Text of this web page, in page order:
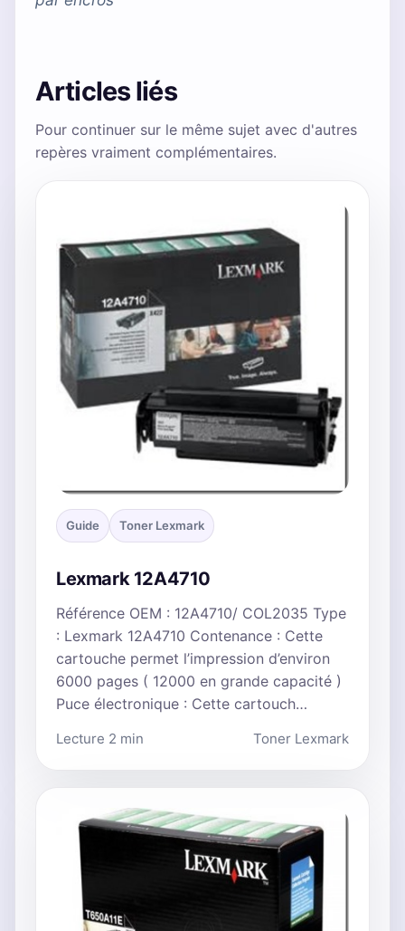
Articles liés
Pour continuer sur le même sujet avec d'autres
repères vraiment complémentaires.
Guide Toner Lexmark
Lexmark 12A4710
Référence OEM : 12A4710/ COL2035 Type
: Lexmark 12A4710 Contenance : Cette
cartouche permet l’impression d’environ
6000 pages ( 12000 en grande capacité )
Puce électronique : Cette cartouch…
Lecture 2 min Toner Lexmark